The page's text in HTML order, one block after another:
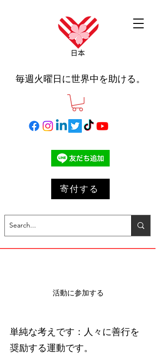
毎週火曜日に世界中を助ける。
寄付する
活動に参加する
単純な考えです：人々に善行を
奨励する運動です。